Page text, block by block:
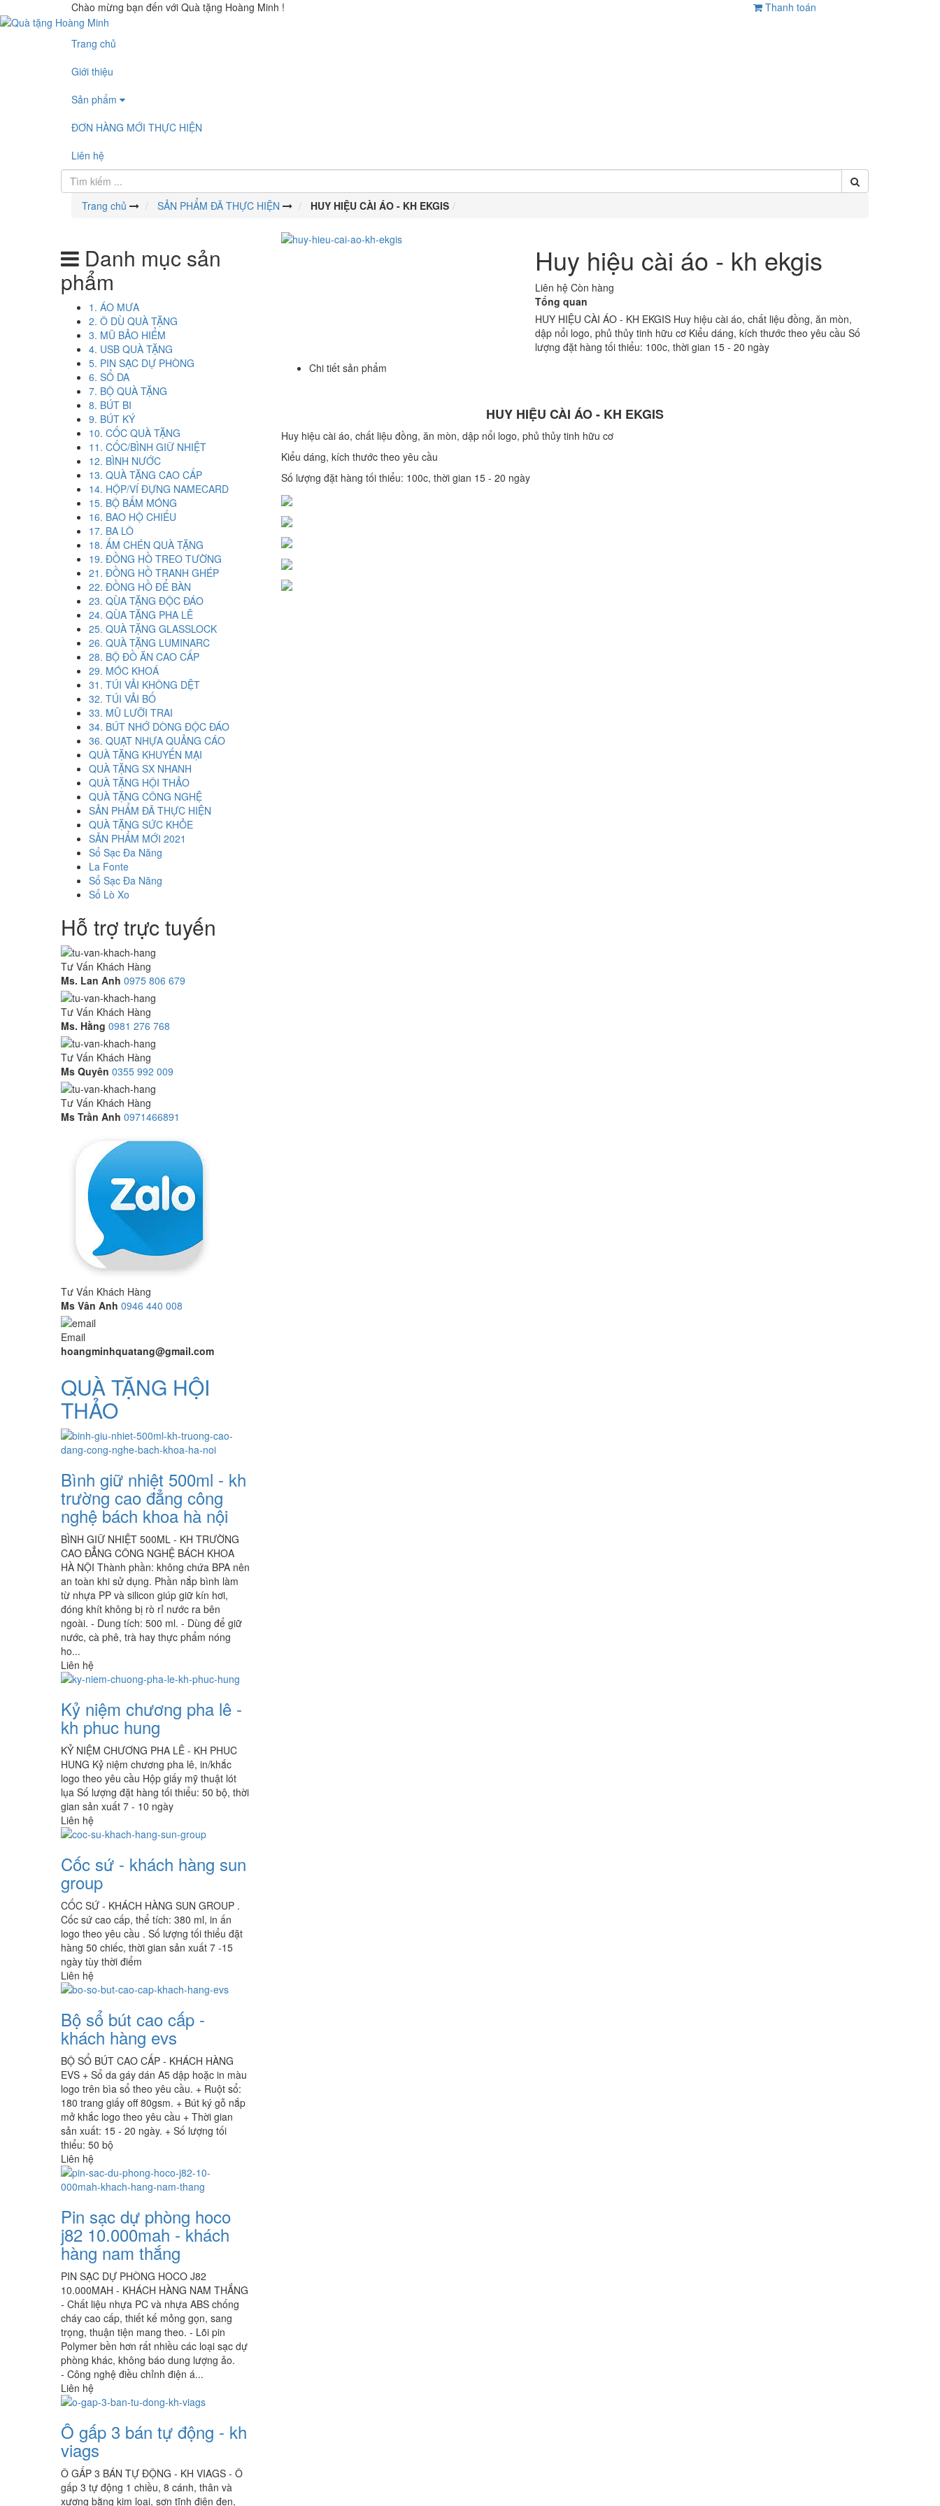
Chào mừng bạn đến với Quà tặng Hoàng Minh ! Thanh toán
Trang chủ
Giới thiệu
Sản phẩm
ĐƠN HÀNG MỚI THỰC HIỆN
Liên hệ
Trang chủ SẢN PHẨM ĐÃ THỰC HIỆN HUY HIỆU CÀI ÁO - KH EKGIS
Huy hiệu cài áo - kh ekgis
Liên hệ Còn hàng
Tổng quan
HUY HIỆU CÀI ÁO - KH EKGIS Huy hiệu cài áo, chất liệu đồng, ăn mòn,
dập nổi logo, phủ thủy tinh hữu cơ Kiểu dáng, kích thước theo yêu cầu Số
lượng đặt hàng tối thiểu: 100c, thời gian 15 - 20 ngày
Chi tiết sản phẩm
HUY HIỆU CÀI ÁO - KH EKGIS
Huy hiệu cài áo, chất liệu đồng, ăn mòn, dập nổi logo, phủ thủy tinh hữu cơ
Kiểu dáng, kích thước theo yêu cầu
Số lượng đặt hàng tối thiểu: 100c, thời gian 15 - 20 ngày
Danh mục sản
phẩm
1. ÁO MƯA
2. Ô DÙ QUÀ TẶNG
3. MŨ BẢO HIỂM
4. USB QUÀ TẶNG
5. PIN SẠC DỰ PHÒNG
6. SỔ DA
7. BỘ QUÀ TẶNG
8. BÚT BI
9. BÚT KÝ
10. CỐC QUÀ TẶNG
11. CỐC/BÌNH GIỮ NHIỆT
12. BÌNH NƯỚC
13. QUÀ TẶNG CAO CẤP
14. HỘP/VÍ ĐỰNG NAMECARD
15. BỘ BẤM MÓNG
16. BAO HỘ CHIẾU
17. BA LÔ
18. ẤM CHÉN QUÀ TẶNG
19. ĐỒNG HỒ TREO TƯỜNG
21. ĐỒNG HỒ TRANH GHÉP
22. ĐỒNG HỒ ĐỂ BÀN
23. QÙA TẶNG ĐỘC ĐÁO
24. QÙA TẶNG PHA LÊ
25. QUÀ TẶNG GLASSLOCK
26. QUÀ TẶNG LUMINARC
28. BỘ ĐỒ ĂN CAO CẤP
29. MÓC KHOÁ
31. TÚI VẢI KHÔNG DỆT
32. TÚI VẢI BỐ
33. MŨ LƯỠI TRAI
34. BÚT NHỚ DÒNG ĐỘC ĐÁO
36. QUẠT NHỰA QUẢNG CÁO
QUÀ TẶNG KHUYẾN MẠI
QUÀ TẶNG SX NHANH
QUÀ TẶNG HỘI THẢO
QUÀ TẶNG CÔNG NGHỆ
SẢN PHẨM ĐÃ THỰC HIỆN
QUÀ TẶNG SỨC KHỎE
SẢN PHẨM MỚI 2021
Sổ Sạc Đa Năng
La Fonte
Sổ Sạc Đa Năng
Sổ Lò Xo
Hỗ trợ trực tuyến
Tư Vấn Khách Hàng
Ms. Lan Anh 0975 806 679
Tư Vấn Khách Hàng
Ms. Hằng 0981 276 768
Tư Vấn Khách Hàng
Ms Quyên 0355 992 009
Tư Vấn Khách Hàng
Ms Trần Anh 0971466891
Tư Vấn Khách Hàng
Ms Vân Anh 0946 440 008
Email
hoangminhquatang@gmail.com
QUÀ TẶNG HỘI
THẢO
Bình giữ nhiệt 500ml - kh
trường cao đẳng công
nghệ bách khoa hà nội
BÌNH GIỮ NHIỆT 500ML - KH TRƯỜNG
CAO ĐẲNG CÔNG NGHỆ BÁCH KHOA
HÀ NỘI Thành phần: không chứa BPA nên
an toàn khi sử dụng. Phần nắp bình làm
từ nhựa PP và silicon giúp giữ kín hơi,
đóng khít không bị rò rỉ nước ra bên
ngoài. - Dung tích: 500 ml. - Dùng để giữ
nước, cà phê, trà hay thực phẩm nóng
ho...
Liên hệ
Kỷ niệm chương pha lê -
kh phuc hung
KỶ NIỆM CHƯƠNG PHA LÊ - KH PHUC
HUNG Kỷ niệm chương pha lê, in/khắc
logo theo yêu cầu Hộp giấy mỹ thuật lót
lụa Số lượng đặt hàng tối thiểu: 50 bộ, thời
gian sản xuất 7 - 10 ngày
Liên hệ
Cốc sứ - khách hàng sun
group
CỐC SỨ - KHÁCH HÀNG SUN GROUP .
Cốc sứ cao cấp, thể tích: 380 ml, in ấn
logo theo yêu cầu . Số lượng tối thiểu đặt
hàng 50 chiếc, thời gian sản xuất 7 -15
ngày tùy thời điểm
Liên hệ
Bộ sổ bút cao cấp -
khách hàng evs
BỘ SỔ BÚT CAO CẤP - KHÁCH HÀNG
EVS + Sổ da gáy dán A5 dập hoặc in màu
logo trên bìa sổ theo yêu cầu. + Ruột sổ:
180 trang giấy off 80gsm. + Bút ký gỗ nắp
mở khắc logo theo yêu cầu + Thời gian
sản xuất: 15 - 20 ngày. + Số lượng tối
thiểu: 50 bộ
Liên hệ
Pin sạc dự phòng hoco
j82 10.000mah - khách
hàng nam thắng
PIN SẠC DỰ PHÒNG HOCO J82
10.000MAH - KHÁCH HÀNG NAM THẮNG
- Chất liệu nhựa PC và nhựa ABS chống
cháy cao cấp, thiết kế mỏng gọn, sang
trọng, thuận tiện mang theo. - Lõi pin
Polymer bền hơn rất nhiều các loại sạc dự
phòng khác, không báo dung lượng ảo.
- Công nghệ điều chỉnh điện á...
Liên hệ
Ô gấp 3 bán tự động - kh
viags
Ô GẤP 3 BÁN TỰ ĐỘNG - KH VIAGS - Ô
gấp 3 tự động 1 chiều, 8 cánh, thân và
xương bằng kim loại, sơn tĩnh điện đen,